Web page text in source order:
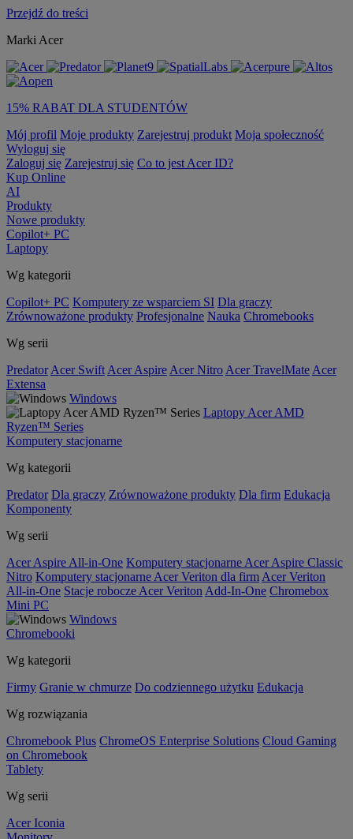
Przejdź do treści
Marki Acer
15% RABAT DLA STUDENTÓW
Mój profil Moje produkty Zarejestruj produkt Moja społeczność
Wyloguj się
Zaloguj się Zarejestruj się Co to jest Acer ID?
Kup Online
AI
Produkty
Nowe produkty
Copilot+ PC
Laptopy
Wg kategorii
Copilot+ PC Komputery ze wsparciem SI Dla graczy
Zrównoważone produkty Profesjonalne Nauka Chromebooks
Wg serii
Predator Acer Swift Acer Aspire Acer Nitro Acer TravelMate Acer
Extensa
Windows
Laptopy Acer AMD
Ryzen™ Series
Komputery stacjonarne
Wg kategorii
Predator Dla graczy Zrównoważone produkty Dla firm Edukacja
Komponenty
Wg serii
Acer Aspire All-in-One Komputery stacjonarne Acer Aspire Classic
Nitro Komputery stacjonarne Acer Veriton dla firm Acer Veriton
All-in-One Stacje robocze Acer Veriton Add-In-One Chromebox
Mini PC
Windows
Chromebooki
Wg kategorii
Firmy Granie w chmurze Do codziennego użytku Edukacja
Wg rozwiązania
Chromebook Plus ChromeOS Enterprise Solutions Cloud Gaming
on Chromebook
Tablety
Wg serii
Acer Iconia